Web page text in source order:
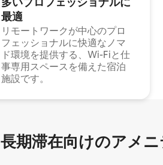
最⁠適
リモートワークが中心のプロ
フェッショナルに快適なノマ
ド環境を提供する、Wi-Fiと仕
事専用スペースを備えた宿泊
施設です。
長期滞在向け⁠のア⁠メ⁠